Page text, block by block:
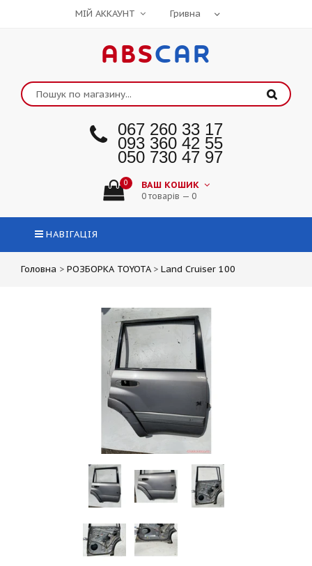
МІЙ АККАУНТ
ABSCAR
067 260 33 17
093 360 42 55
050 730 47 97
0 ВАШ КОШИК
0 товарів — 0
НАВІГАЦІЯ
Головна > РОЗБОРКА TOYOTA > Land Cruiser 100